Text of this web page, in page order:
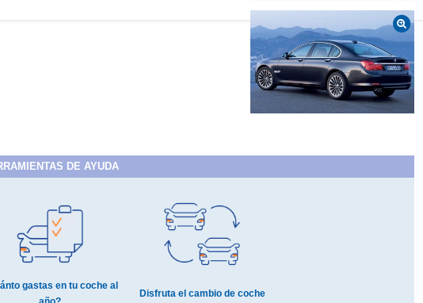
DE AYUDA
gastas en tu coche al